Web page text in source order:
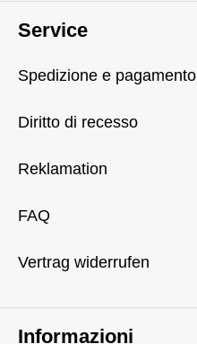
Service
Spedizione e pagamento
Diritto di recesso
Reklamation
FAQ
Vertrag widerrufen
Informazioni